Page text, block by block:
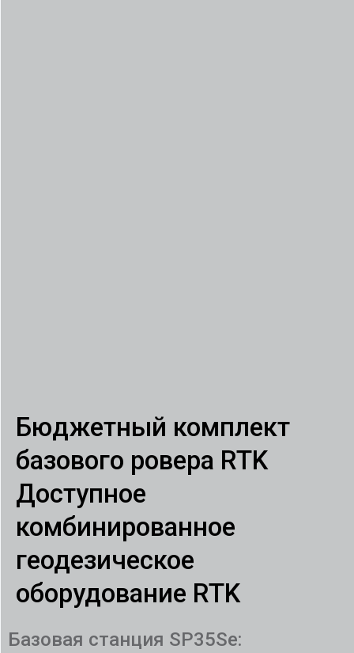
Бюджетный комплект
базового ровера RTK
Доступное
комбинированное
геодезическое
оборудование RTK
Базовая станция SP35Se: